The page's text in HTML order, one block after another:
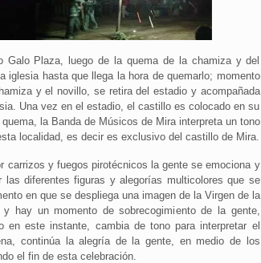
Plaza, luego de la quema de la chamiza y del
iglesia hasta que llega la hora de quemarlo; momento
y el novillo, se retira del estadio y acompañada
Una vez en el estadio, el castillo es colocado en su
la Banda de Músicos de Mira interpreta un tono
localidad, es decir es exclusivo del castillo de Mira.
carrizos y fuegos pirotécnicos la gente se emociona y
diferentes figuras y alegorías multicolores que se
en que se despliega una imagen de la Virgen de la
hay un momento de sobrecogimiento de la gente,
este instante, cambia de tono para interpretar el
continúa la alegría de la gente, en medio de los
el fin de esta celebración.